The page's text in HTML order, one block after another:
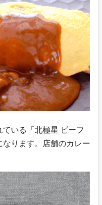
いる「北極星 ビーフ
ります。店舗のカレー